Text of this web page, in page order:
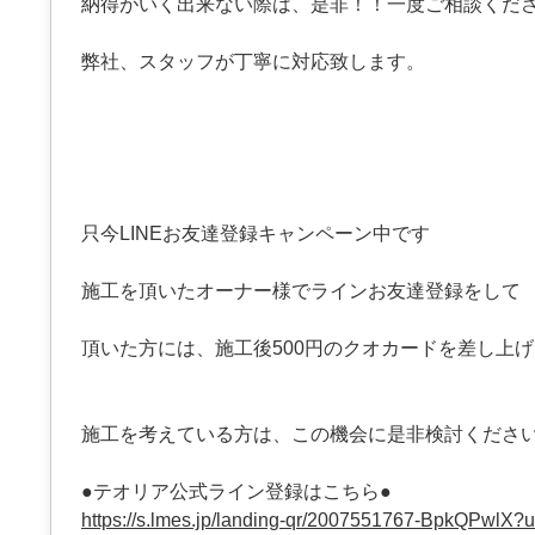
納得がいく出来ない際は、是非！！一度ご相談くだ
弊社、スタッフが丁寧に対応致します。
只今LINEお友達登録キャンペーン中です
施工を頂いたオーナー様でラインお友達登録をして
頂いた方には、施工後500円のクオカードを差し上
施工を考えている方は、この機会に是非検討くださ
●テオリア公式ライン登録はこちら●
https://s.lmes.jp/landing-qr/2007551767-